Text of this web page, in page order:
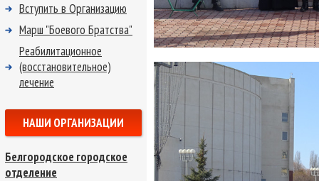
Вступить в Организацию
Марш "Боевого Братства"
Реабилитационное
(восстановительное)
лечение
НАШИ ОРГАНИЗАЦИИ
Белгородское городское
отделение